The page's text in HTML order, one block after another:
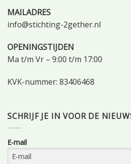
MAILADRES
info@stichting-2gether.nl
OPENINGSTIJDEN
Ma t/m Vr – 9:00 t/m 17:00
KVK-nummer: 83406468
SCHRIJF JE IN VOOR DE
E-mail